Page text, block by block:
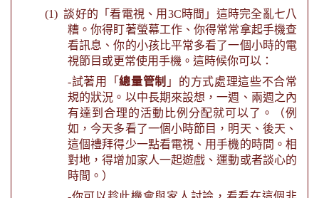
(1) 談好的「看電視、用 3C時間」這時完全亂七八
糟。你得盯著螢幕工作、你得常常拿起手機查
看訊息、你的小孩比平常多看了一個小時的電
視節目或更常使用手機。這時候你可以：
-試著用「總量管制 」的方式處理這些不合常
規的狀況。以中長期來設想，一週、兩週之內
有達到合理的活動比例分配就可以了。（例
如，今天多看了一個小時節目，明天、後天、
這個禮拜得少一點看電視、用手機的時間。相
對地，得增加家人一起遊戲、運動或者談心的
時間。）